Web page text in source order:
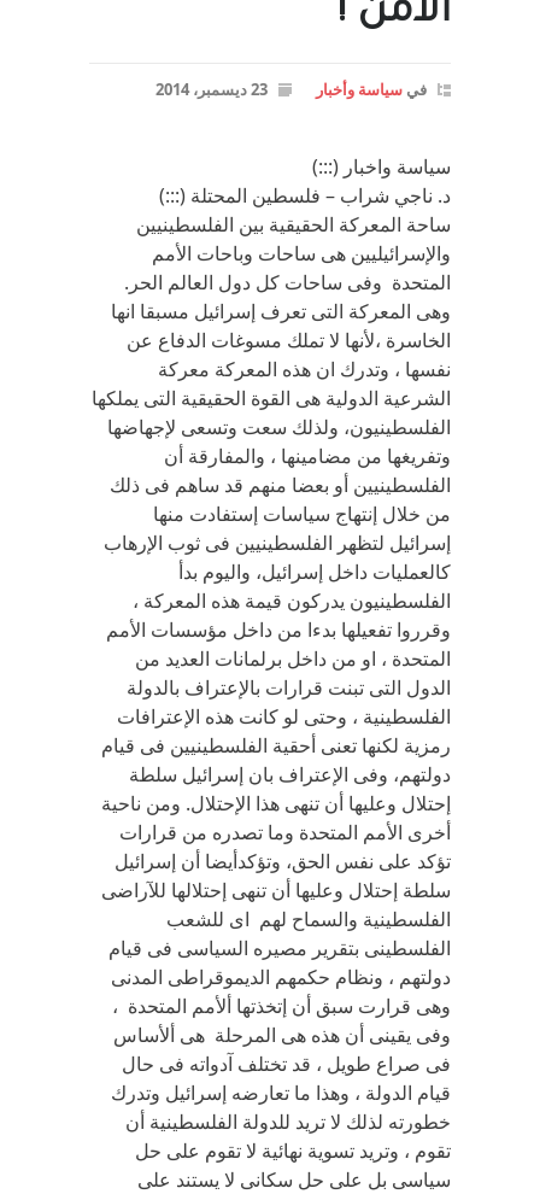
ألأمن !
في سياسة وأخبار 23 ديسمبر، 2014
سياسة واخبار (:::)
د. ناجي شراب – فلسطين المحتلة (:::)
ساحة المعركة الحقيقية بين الفلسطينيين
والإسرائيليين هى ساحات وباحات الأمم
المتحدة وفى ساحات كل دول العالم الحر.
وهى المعركة التى تعرف إسرائيل مسبقا انها
الخاسرة ،لأنها لا تملك مسوغات الدفاع عن
نفسها ، وتدرك ان هذه المعركة معركة
الشرعية الدولية هى القوة الحقيقية التى يملكها
الفلسطينيون، ولذلك سعت وتسعى لإجهاضها
وتفريغها من مضامينها ، والمفارقة أن
الفلسطينيين أو بعضا منهم قد ساهم فى ذلك
من خلال إنتهاج سياسات إستفادت منها
إسرائيل لتظهر الفلسطينيين فى ثوب الإرهاب
كالعمليات داخل إسرائيل، واليوم بدأ
الفلسطينيون يدركون قيمة هذه المعركة ،
وقرروا تفعيلها بدءا من داخل مؤسسات الأمم
المتحدة ، او من داخل برلمانات العديد من
الدول التى تبنت قرارات بالإعتراف بالدولة
الفلسطينية ، وحتى لو كانت هذه الإعترافات
رمزية لكنها تعنى أحقية الفلسطينيين فى قيام
دولتهم، وفى الإعتراف بان إسرائيل سلطة
إحتلال وعليها أن تنهى هذا الإحتلال. ومن ناحية
أخرى الأمم المتحدة وما تصدره من قرارات
تؤكد على نفس الحق، وتؤكدأيضا أن إسرائيل
سلطة إحتلال وعليها أن تنهى إحتلالها للآراضى
الفلسطينية والسماح لهم اى للشعب
الفلسطينى بتقرير مصيره السياسى فى قيام
دولتهم ، ونظام حكمهم الديموقراطى المدنى
وهى قرارت سبق أن إتخذتها ألأمم المتحدة ،
وفى يقينى أن هذه هى المرحلة هى ألأساس
فى صراع طويل ، قد تختلف آدواته فى حال
قيام الدولة ، وهذا ما تعارضه إسرائيل وتدرك
خطورته لذلك لا تريد للدولة الفلسطينية أن
تقوم ، وتريد تسوية نهائية لا تقوم على حل
سياسى بل على حل سكانى لا يستند على